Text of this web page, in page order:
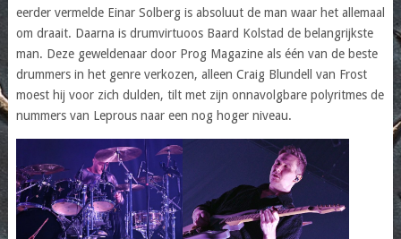
eerder vermelde Einar Solberg is absoluut de man waar het allemaal
om draait. Daarna is drumvirtuoos Baard Kolstad de belangrijkste
man. Deze geweldenaar door Prog Magazine als één van de beste
drummers in het genre verkozen, alleen Craig Blundell van Frost
moest hij voor zich dulden, tilt met zijn onnavolgbare polyritmes de
nummers van Leprous naar een nog hoger niveau.